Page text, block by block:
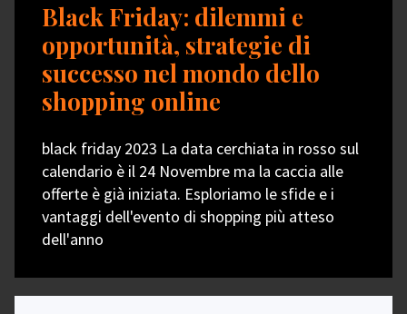
Black Friday: dilemmi e
opportunità, strategie di
successo nel mondo dello
shopping online
black friday 2023 La data cerchiata in rosso sul
calendario è il 24 Novembre ma la caccia alle
offerte è già iniziata. Esploriamo le sfide e i
vantaggi dell'evento di shopping più atteso
dell'anno